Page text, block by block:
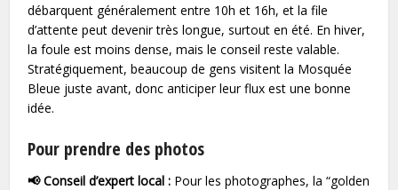
débarquent généralement entre 10h et 16h, et la file
d’attente peut devenir très longue, surtout en été. En hiver,
la foule est moins dense, mais le conseil reste valable.
Stratégiquement, beaucoup de gens visitent la Mosquée
Bleue juste avant, donc anticiper leur flux est une bonne
idée.
Pour prendre des photos
📢 Conseil d’expert local : Pour les photographes, la “golden